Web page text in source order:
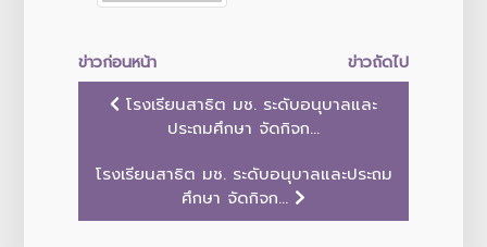
ข่าวก่อนหน้า
ข่าวถัดไป
โรงเรียนสาธิต มช. ระดับอนุบาลและ
ประถมศึกษา จัดกิจก...
โรงเรียนสาธิต มช. ระดับอนุบาลและประถม
ศึกษา จัดกิจก...